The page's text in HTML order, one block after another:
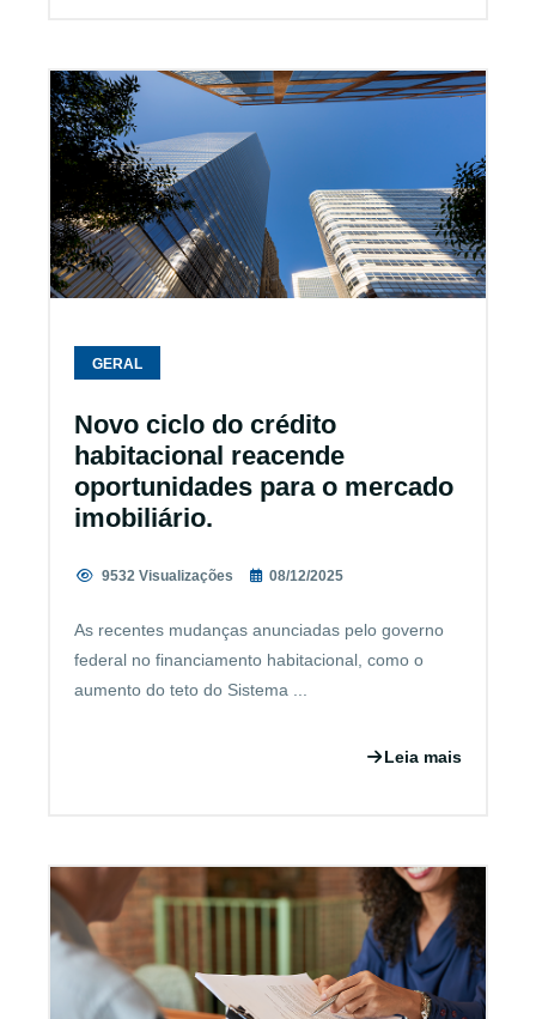
GERAL
Novo ciclo do crédito
habitacional reacende
oportunidades para o mercado
imobiliário.
9532 Visualizações 08/12/2025
As recentes mudanças anunciadas pelo governo
federal no financiamento habitacional, como o
aumento do teto do Sistema ...
Leia mais